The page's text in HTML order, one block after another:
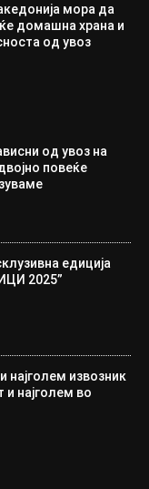
мора да
домашна храна и
од увоз
од увоз на
повеќе
едиција
2025”
најголем извозник
и најголем во